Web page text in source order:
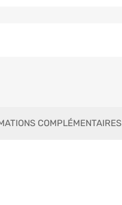
COMPLÉMENTAIRES